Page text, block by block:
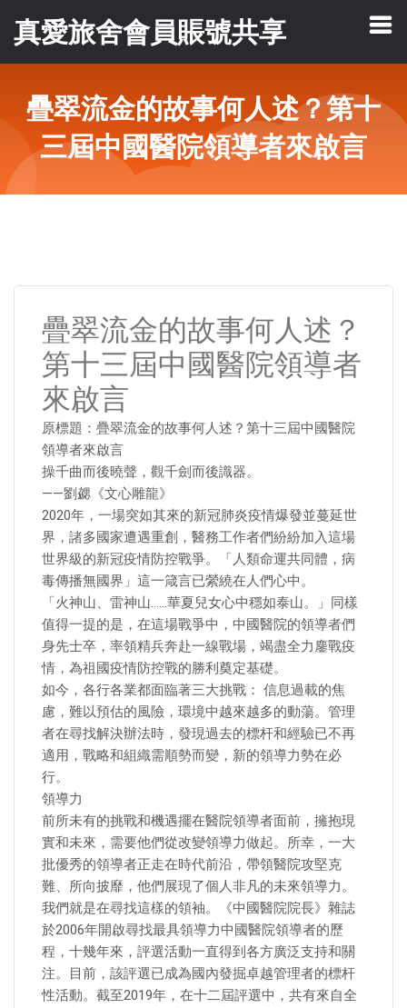
真愛旅舍會員賬號共享
疊翠流金的故事何人述？第十
三屆中國醫院領導者來啟言
疊翠流金的故事何人述？
第十三屆中國醫院領導者
來啟言
原標題：疊翠流金的故事何人述？第十三屆中國醫院
領導者來啟言
操千曲而後曉聲，觀千劍而後識器。
——劉勰《文心雕龍》
2020年，一場突如其來的新冠肺炎疫情爆發並蔓延世
界，諸多國家遭遇重創，醫務工作者們紛紛加入這場
世界級的新冠疫情防控戰爭。「人類命運共同體，病
毒傳播無國界」這一箴言已縈繞在人們心中。
「火神山、雷神山……華夏兒女心中穩如泰山。」同樣
值得一提的是，在這場戰爭中，中國醫院的領導者們
身先士卒，率領精兵奔赴一線戰場，竭盡全力鏖戰疫
情，為祖國疫情防控戰的勝利奠定基礎。
如今，各行各業都面臨著三大挑戰： 信息過載的焦
慮，難以預估的風險，環境中越來越多的動蕩。管理
者在尋找解決辦法時，發現過去的標杆和經驗已不再
適用，戰略和組織需順勢而變，新的領導力勢在必
行。
領導力
前所未有的挑戰和機遇擺在醫院領導者面前，擁抱現
實和未來，需要他們從改變領導力做起。所幸，一大
批優秀的領導者正走在時代前沿，帶領醫院攻堅克
難、所向披靡，他們展現了個人非凡的未來領導力。
我們就是在尋找這樣的領袖。《中國醫院院長》雜誌
於2006年開啟尋找最具領導力中國醫院領導者的歷
程，十幾年來，評選活動一直得到各方廣泛支持和關
注。目前，該評選已成為國內發掘卓越管理者的標杆
性活動。截至2019年，在十二屆評選中，共有來自全